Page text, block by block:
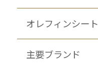
オレフィンシート
主要ブランド